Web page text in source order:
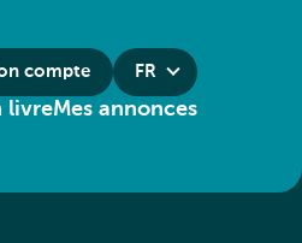
compte FR
livreMes annonces